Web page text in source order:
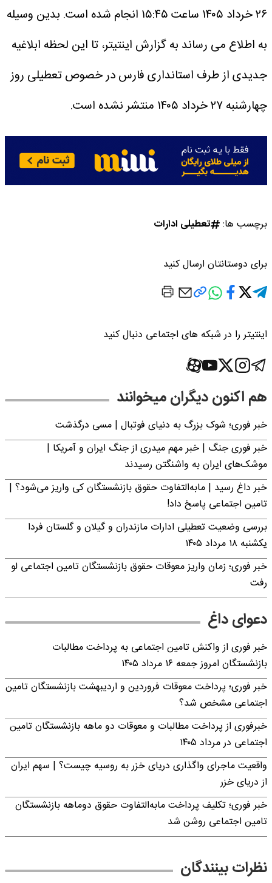
۲۶ خرداد ۱۴۰۵ ساعت ۱۵:۴۵ انجام شده است.
بدین وسیله
به اطلاع می رساند به گزارش اینتیتر، تا این لحظه ابلاغیه
جدیدی از طرف استانداری فارس در خصوص تعطیلی روز
چهارشنبه ۲۷ خرداد ۱۴۰۵ منتشر نشده است.
برچسب ها: تعطیلی ادارات
برای دوستانتان ارسال کنید
اینتیتر را در شبکه های اجتماعی دنبال کنید
هم اکنون دیگران میخوانند
خبر فوری؛‌ شوک بزرگ به دنیای فوتبال | مسی درگذشت
خبر فوری جنگ | خبر مهم میدری از جنگ ایران و آمریکا |
موشک‌های ایران به واشنگتن رسیدند
خبر داغ رسید | مابه‌التفاوت حقوق بازنشستگان کی واریز می‌شود؟ |
تامین اجتماعی پاسخ داد!
بررسی وضعیت تعطیلی ادارات مازندران و گیلان و گلستان فردا
یکشنبه ۱۸ مرداد ۱۴۰۵
خبر فوری؛ زمان واریز معوقات حقوق بازنشستگان تامین اجتماعی لو
رفت
دعوای داغ
خبر فوری از واکنش تامین اجتماعی به پرداخت مطالبات
بازنشستگان امروز جمعه ۱۶ مرداد ۱۴۰۵
خبر فوری؛ پرداخت معوقات فروردین و اردیبهشت بازنشستگان تامین
اجتماعی مشخص شد؟
خبرفوری از پرداخت مطالبات و معوقات دو ماهه بازنشستگان تامین
اجتماعی در مرداد ۱۴۰۵
واقعیت ماجرای واگذاری دریای خزر به روسیه چیست؟ | سهم ایران
از دریای خزر
خبر فوری؛ تکلیف پرداخت مابه‌التفاوت حقوق دوماهه بازنشستگان
تامین اجتماعی روشن شد
نظرات بینندگان